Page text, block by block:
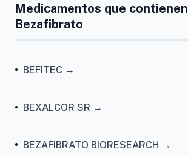
Medicamentos que contienen
Bezafibrato
• BEFITEC →
• BEXALCOR SR →
• BEZAFIBRATO BIORESEARCH →